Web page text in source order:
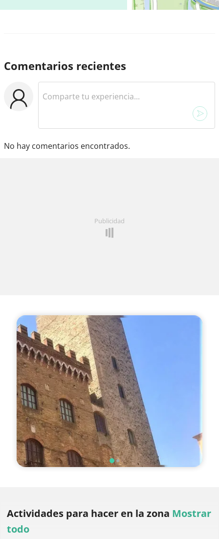
Comentarios recientes
No hay comentarios encontrados.
Publicidad
Actividades para hacer en la zona Mostrar
todo